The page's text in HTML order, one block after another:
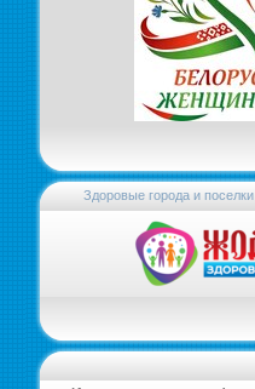
Здоровые города и поселки